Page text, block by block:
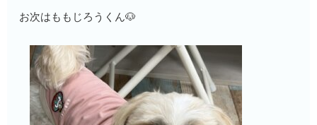
お次はももじろうくん🐶